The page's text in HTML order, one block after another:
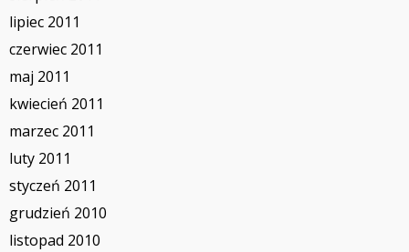
lipiec 2011
czerwiec 2011
maj 2011
kwiecień 2011
marzec 2011
luty 2011
styczeń 2011
grudzień 2010
listopad 2010